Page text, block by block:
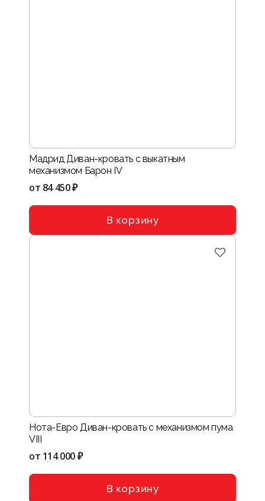
Мадрид Диван-кровать с выкатным
механизмом Барон IV
от 84 450 ₽
В корзину
Нота-Евро Диван-кровать с механизмом пума
VIII
от 114 000 ₽
В корзину